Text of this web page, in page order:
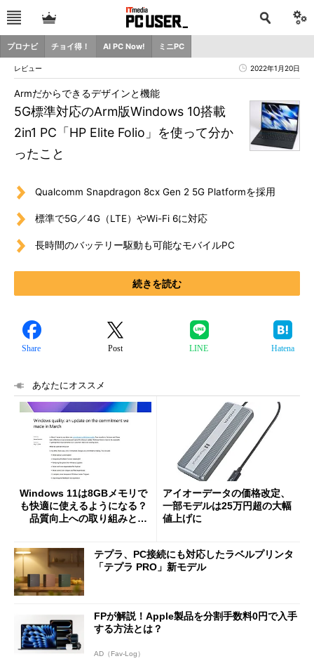
プロナビ チョイ得！ AI PC Now! ミニPC
レビュー 2022年1月20日
5G標準対応のArm版Windows 10搭載
2in1 PC「HP Elite Folio」を使って分か
ったこと
Armだからできるデザインと機能
Qualcomm Snapdragon 8cx Gen 2 5G Platformを採用
標準で5G／4G（LTE）やWi-Fi 6に対応
長時間のバッテリー駆動も可能なモバイルPC
続きを読む
Share Post LINE Hatena
あなたにオススメ
Windows 11は8GBメモリで
も快適に使えるようになる？
品質向上への取り組みと
アイオーデータの価格改定、
一部モデルは25万円超の大幅
値上げに
テプラ、PC接続にも対応したラベルプリンタ
「テプラ PRO」新モデル
FPが解説！Apple製品を分割手数料0円で入手
する方法とは？
AD（Fav-Log）